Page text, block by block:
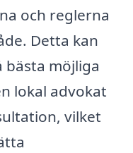
och reglerna
Detta kan
möjliga
lokal advokat
vilket